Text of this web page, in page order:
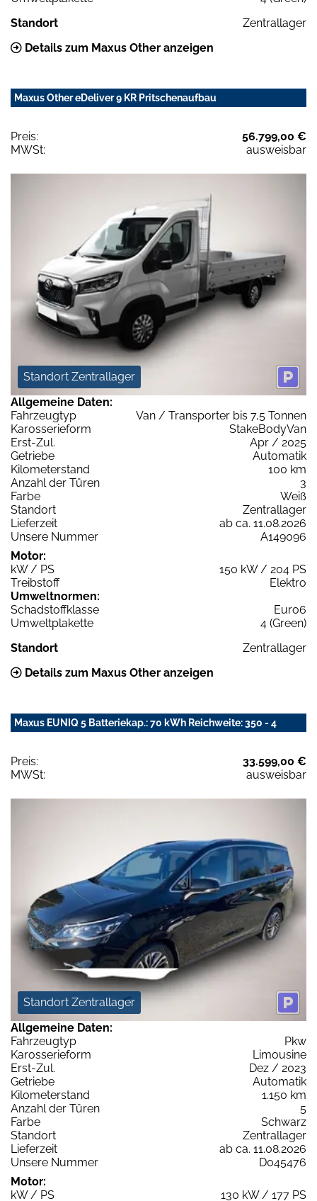
Standort
Zentrallager
Details zum Maxus Other anzeigen
Maxus Other eDeliver 9 KR Pritschenaufbau
Preis:
56.799,00 €
MWSt:
ausweisbar
Standort Zentrallager
Allgemeine Daten:
Fahrzeugtyp
Van / Transporter bis 7,5 Tonnen
Karosserieform
StakeBodyVan
Erst-Zul.
Apr / 2025
Getriebe
Automatik
Kilometerstand
100 km
Anzahl der Türen
3
Farbe
Weiß
Standort
Zentrallager
Lieferzeit
ab ca. 11.08.2026
Unsere Nummer
A149096
Motor:
kW / PS
150 kW / 204 PS
Treibstoff
Elektro
Umweltnormen:
Schadstoffklasse
Euro6
Umweltplakette
4 (Green)
Standort
Zentrallager
Details zum Maxus Other anzeigen
Maxus EUNIQ 5 Batteriekap.: 70 kWh Reichweite: 350 - 4
Preis:
33.599,00 €
MWSt:
ausweisbar
Standort Zentrallager
Allgemeine Daten:
Fahrzeugtyp
Pkw
Karosserieform
Limousine
Erst-Zul.
Dez / 2023
Getriebe
Automatik
Kilometerstand
1.150 km
Anzahl der Türen
5
Farbe
Schwarz
Standort
Zentrallager
Lieferzeit
ab ca. 11.08.2026
Unsere Nummer
D045476
Motor:
kW / PS
130 kW / 177 PS